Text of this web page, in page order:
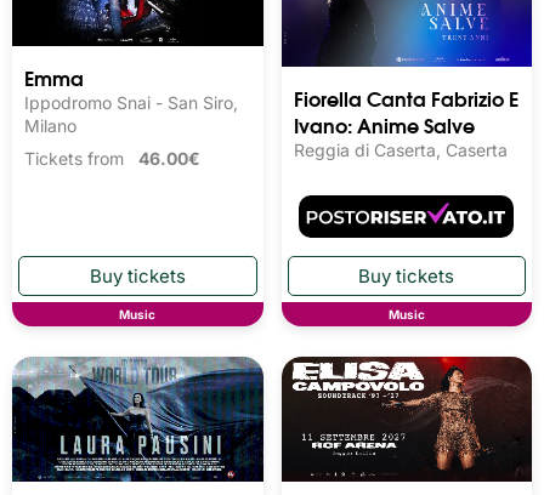
Emma
Ippodromo Snai - San Siro,
Milano
Tickets from 46.00€
Music
Fiorella Canta Fabrizio E
Ivano: Anime Salve
Reggia di Caserta, Caserta
Music